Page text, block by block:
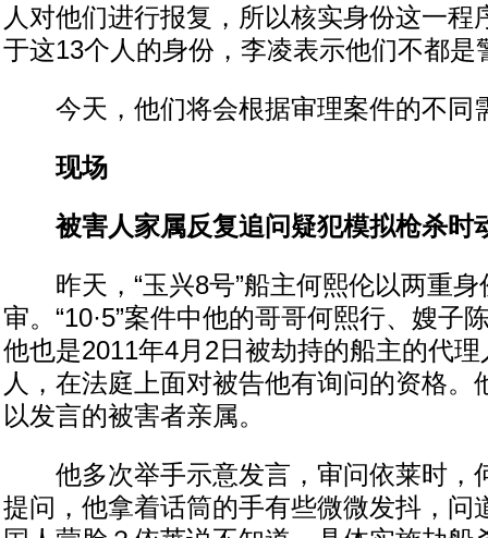
人对他们进行报复，所以核实身份这一程
于这13个人的身份，李凌表示他们不都是
今天，他们将会根据审理案件的不同
现场
被害人家属反复追问疑犯模拟枪杀时
昨天，“玉兴8号”船主何熙伦以两重身
审。“10·5”案件中他的哥哥何熙行、嫂子
他也是2011年4月2日被劫持的船主的代
人，在法庭上面对被告他有询问的资格。
以发言的被害者亲属。
他多次举手示意发言，审问依莱时，
提问，他拿着话筒的手有些微微发抖，问